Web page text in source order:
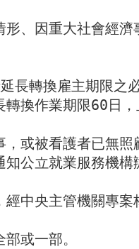
、因重大社會經
長轉換雇主期限之
換作業期限60日，
或被看護者已無照
公立就業服務機構
中央主管機關專案
或一部。